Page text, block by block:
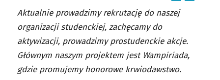
Aktualnie prowadzimy rekrutację do naszej
organizacji studenckiej, zachęcamy do
aktywizacji, prowadzimy prostudenckie akcje.
Głównym naszym projektem jest Wampiriada,
gdzie promujemy honorowe krwiodawstwo.